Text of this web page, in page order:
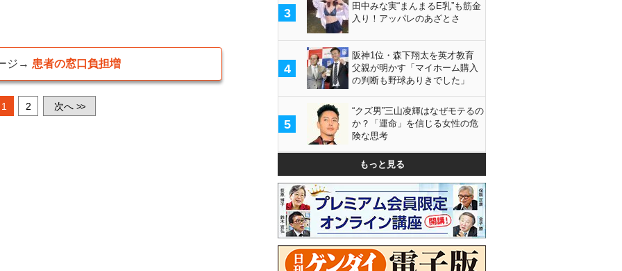
ジ→ 患者の窓口負担増
1 2 次へ >>
3
田中みな実“まんまるE乳”も筋金
入り！アッパレのあざとさ
4
阪神1位・森下翔太を英才教育
父親が明かす「マイホーム購入
の判断も野球ありきでした」
5
“クズ男”三山凌輝はなぜモテるの
か？「運命」を信じる女性の危
険な思考
もっと見る